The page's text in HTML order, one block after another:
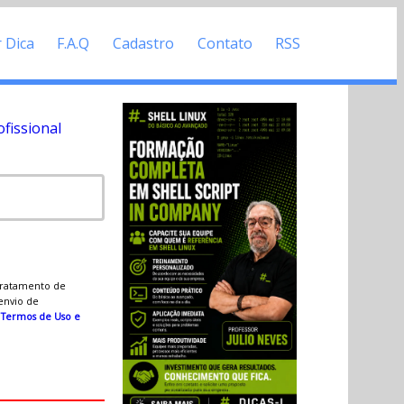
Dica F.A.Q Cadastro Contato RSS
de
de
Termos de Uso e